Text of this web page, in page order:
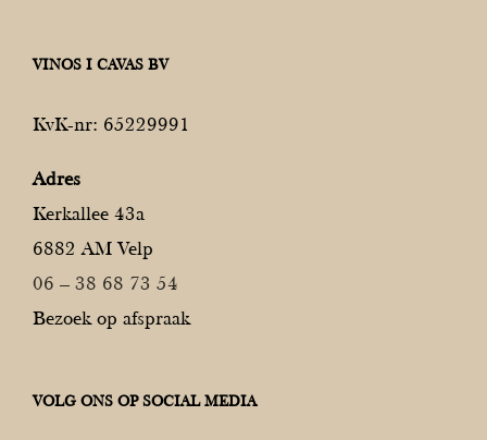
VINOS I CAVAS BV
KvK-nr: 65229991
Adres
Kerkallee 43a
6882 AM Velp
06 – 38 68 73 54
Bezoek op afspraak
VOLG ONS OP SOCIAL MEDIA